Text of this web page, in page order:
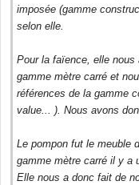
imposée (gamme
selon elle.
Pour la faïence, elle nous
gamme mètre carré et
références de la gamme
value... ). Nous avons
Le pompon fut le meuble
gamme mètre carré il y a
Elle nous a donc fait de